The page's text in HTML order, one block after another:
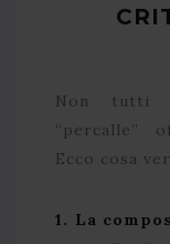
Non tutti
“percalle”
Ecco cosa
1. La